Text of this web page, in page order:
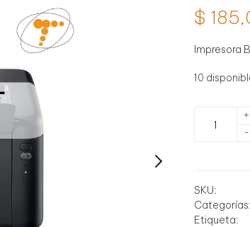
$
Impresora
10
Brother
WiFi
cantidad
-
+
SKU:
Categorías:
Etiqueta: